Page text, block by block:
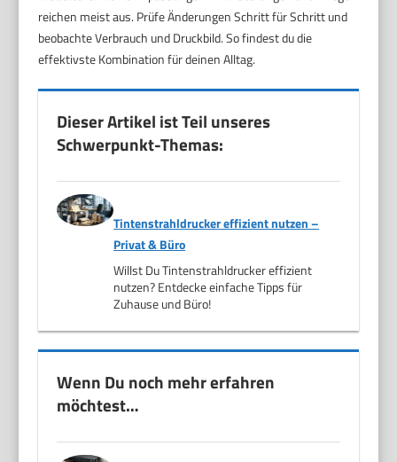
reichen meist aus. Prüfe Änderungen Schritt für Schritt und
beobachte Verbrauch und Druckbild. So findest du die
effektivste Kombination für deinen Alltag.
Dieser Artikel ist Teil unseres
Schwerpunkt-Themas:
Tintenstrahldrucker effizient nutzen –
Privat & Büro
Willst Du Tintenstrahldrucker effizient
nutzen? Entdecke einfache Tipps für
Zuhause und Büro!
Wenn Du noch mehr erfahren
möchtest…